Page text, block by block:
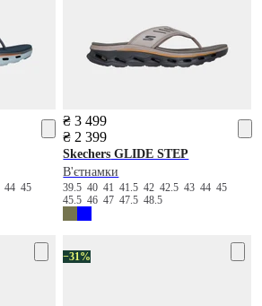
44 45
₴ 3 499
₴ 2 399
Skechers GLIDE STEP
В'єтнамки
39.5404141.54242.5434445
45.5464747.548.5
−31%